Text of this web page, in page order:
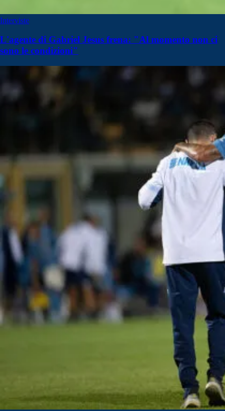
Interviste
L'agente di Gabriel Jesus frena: "Al momento non ci
sono le condizioni"